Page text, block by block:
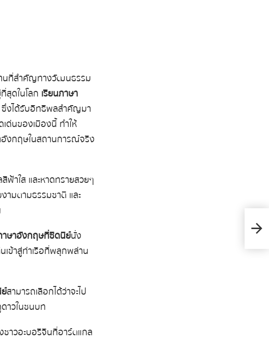
านที่สำคัญทางวัฒนธรรม
สุดในโลก เรียนภาษา
งได้รับอิทธิพลสำคัญมา
ด่นของเมืองนี้ ทำให้
อังกฤษในสถานการณ์จริง
ฟ้าใส และหาดทรายสวยๆ
ามตามธรรมชาติ และ
าษาอังกฤษที่ซิดนีย์นั่ง
เข้าสู่ท่าเรือที่พลุกพล่าน
สามารถเลือกได้ว่าจะไป
าวในชนบท
าวอะบอริจินที่อาร์ตแกล